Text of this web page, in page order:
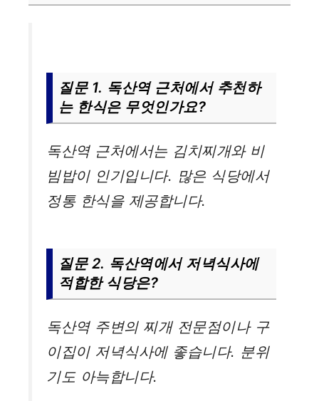
질문 1. 독산역 근처에서 추천하
는 한식은 무엇인가요?
독산역 근처에서는 김치찌개와 비
빔밥이 인기입니다. 많은 식당에서
정통 한식을 제공합니다.
질문 2. 독산역에서 저녁식사에
적합한 식당은?
독산역 주변의 찌개 전문점이나 구
이집이 저녁식사에 좋습니다. 분위
기도 아늑합니다.